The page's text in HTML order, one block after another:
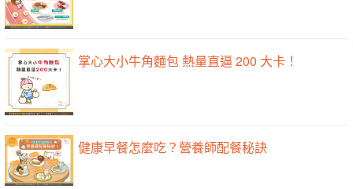
掌心大小牛角麵包 熱量直逼 200 大卡！
健康早餐怎麼吃？營養師配餐秘訣